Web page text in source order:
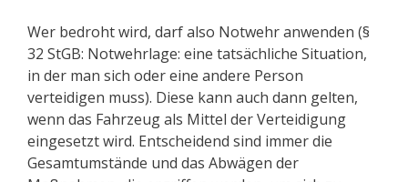
Wer bedroht wird, darf also Notwehr anwenden (§
32 StGB: Notwehrlage: eine tatsächliche Situation,
in der man sich oder eine andere Person
verteidigen muss). Diese kann auch dann gelten,
wenn das Fahrzeug als Mittel der Verteidigung
eingesetzt wird. Entscheidend sind immer die
Gesamtumstände und das Abwägen der